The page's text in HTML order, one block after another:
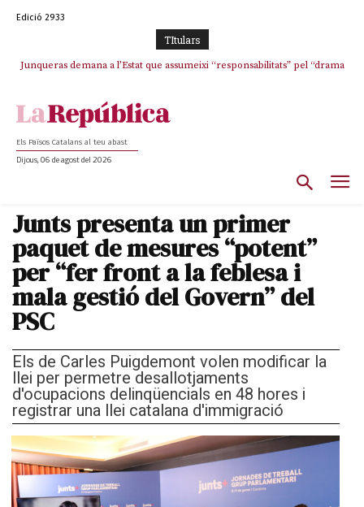
Edició 2933
TItulars
Junqueras demana a l’Estat que assumeixi “responsabilitats” pel “drama
L’abandonament de les seleccions catalanes per part de la UFEC
Els Països Catalans al teu abast
Dijous, 06 de agost del 2026
Junts presenta un primer
paquet de mesures “potent”
per “fer front a la feblesa i
mala gestió del Govern” del
PSC
Els de Carles Puigdemont volen modificar la
llei per permetre desallotjaments
d'ocupacions delinqüencials en 48 hores i
registrar una llei catalana d'immigració